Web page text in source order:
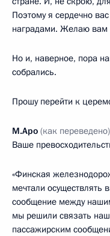
Поэтому я сердечно
наградами. Желаю вам
Но и, наверное, пора
собрались.
Прошу перейти к
М.Аро (как переведено)
Ваше
«Финская
мечтали осуществлять
сообщение между
мы решили связать
пассажирским